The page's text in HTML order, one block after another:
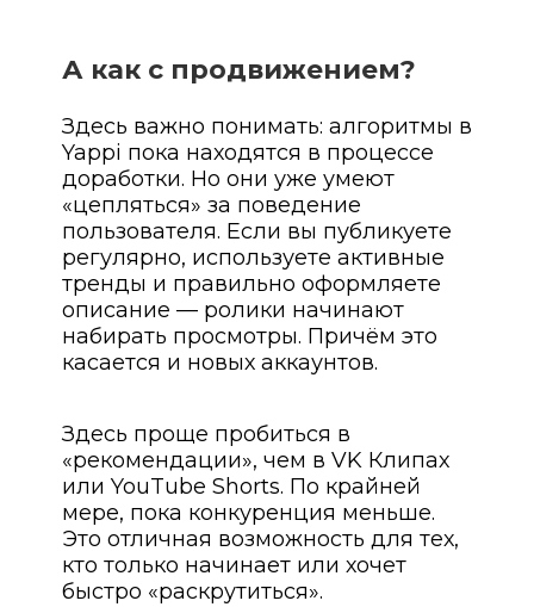
А как с продвижением?
Здесь важно понимать: алгоритмы в
Yappi пока находятся в процессе
доработки. Но они уже умеют
«цепляться» за поведение
пользователя. Если вы публикуете
регулярно, используете активные
тренды и правильно оформляете
описание — ролики начинают
набирать просмотры. Причём это
касается и новых аккаунтов.
Здесь проще пробиться в
«рекомендации», чем в VK Клипах
или YouTube Shorts. По крайней
мере, пока конкуренция меньше.
Это отличная возможность для тех,
кто только начинает или хочет
быстро «раскрутиться».